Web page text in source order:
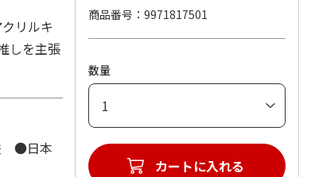
リルキ
しを主張
●日本
商品番号
9971817501
数量
カートに入れる